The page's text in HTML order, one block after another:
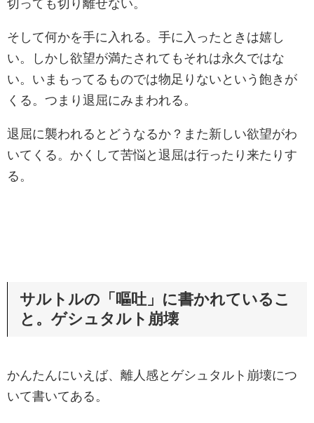
切っても切り離せない。
そして何かを手に入れる。手に入ったときは嬉し
い。しかし欲望が満たされてもそれは永久ではな
い。いまもってるものでは物足りないという飽きが
くる。つまり退屈にみまわれる。
退屈に襲われるとどうなるか？また新しい欲望がわ
いてくる。かくして苦悩と退屈は行ったり来たりす
る。
サルトルの「嘔吐」に書かれているこ
と。ゲシュタルト崩壊
かんたんにいえば、離人感とゲシュタルト崩壊につ
いて書いてある。